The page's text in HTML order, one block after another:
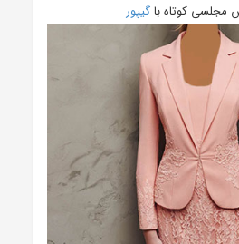
مجلسی کوتاه باگیپور